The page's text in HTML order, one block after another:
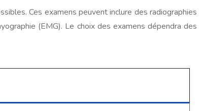
Ces examens peuvent inclure des radiographies
(EMG). Le choix des examens dépendra des